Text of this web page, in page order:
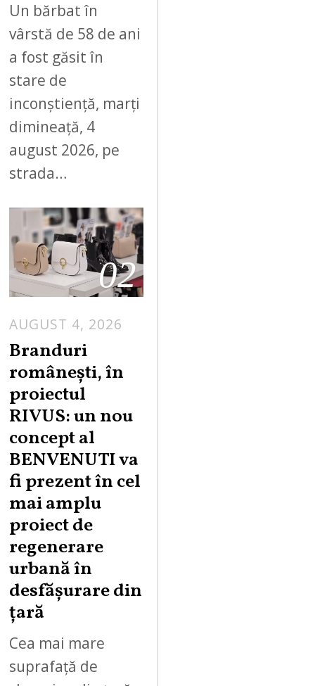
Un bărbat în
vârstă de 58 de ani
a fost găsit în
stare de
inconștiență, marți
dimineață, 4
august 2026, pe
strada…
02
AUGUST 4, 2026
Branduri
românești, în
proiectul
RIVUS: un nou
concept al
BENVENUTI va
fi prezent în cel
mai amplu
proiect de
regenerare
urbană în
desfășurare din
țară
Cea mai mare
suprafață de